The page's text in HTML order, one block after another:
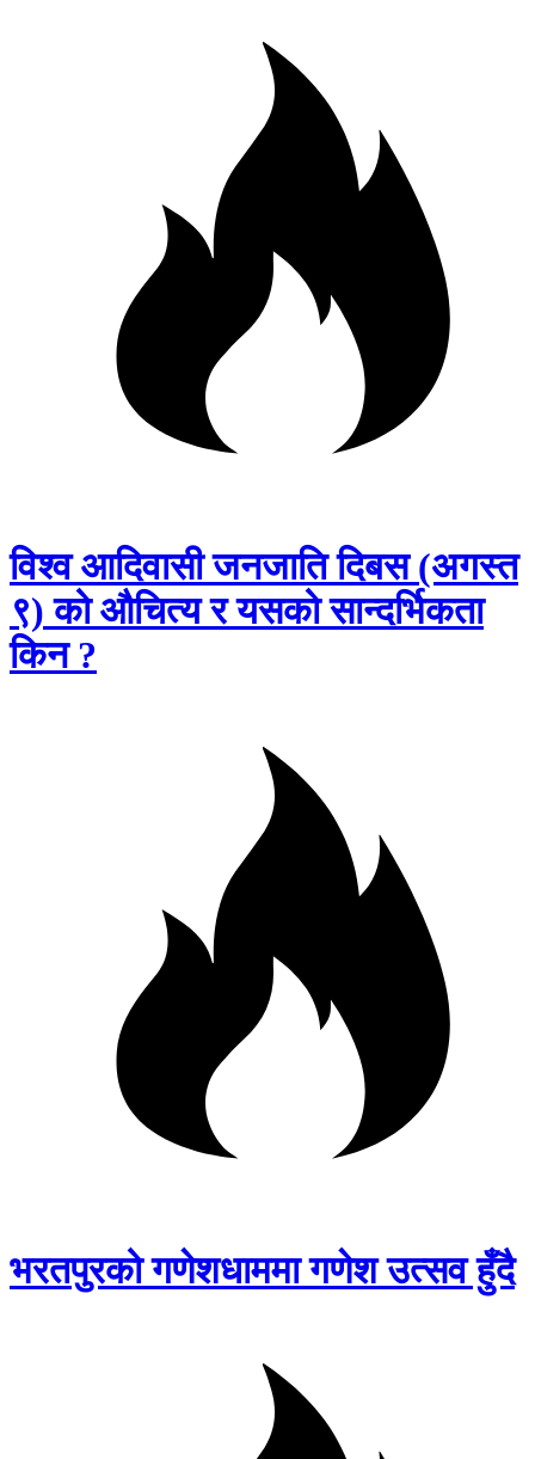
विश्व आदिवासी जनजाति दिबस (अगस्त
९) को औचित्य र यसको सान्दर्भिकता
किन ?
भरतपुरको गणेशधाममा गणेश उत्सव हुँदै